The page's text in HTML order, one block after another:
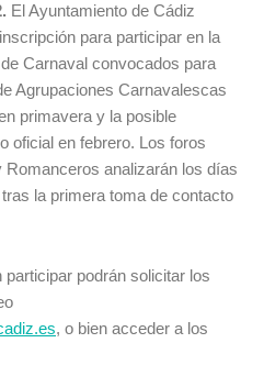
El Ayuntamiento de Cádiz
para participar en la
Carnaval convocados para
Agrupaciones Carnavalescas
primavera y la posible
oficial en febrero. Los foros
analizarán los días
la primera toma de contacto
podrán solicitar los
, o bien acceder a los